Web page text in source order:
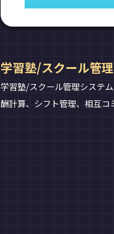
学習塾/スクール管理
学習塾/スクール管理システ
酬計算、シフト管理、相互コ